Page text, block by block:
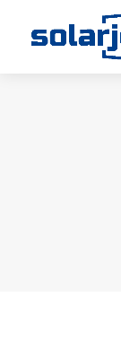
Zum Inhalt springen